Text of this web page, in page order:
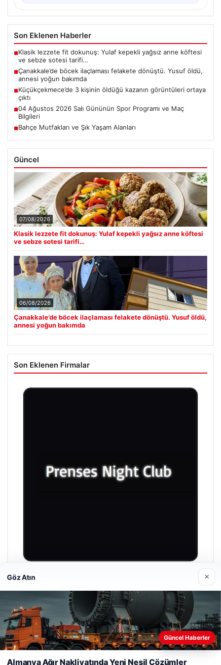
Son Eklenen Haberler
■Klasik lezzete fit dokunuş: Yulaf kepekli yağsız anne köftesi
ve sebze sotesi tarifi…
■Çanakkale’de böcek ilaçlaması felakete dönüştü. Yusuf öldü,
annesi yoğun bakımda
■Küçükçekmece’de 3 kişinin öldüğü kazanın görüntüleri ortaya
çıktı
■04 Ağustos 2026 Salı Gününün Spor Programı ve Maç
Bilgileri
■Bahçe Mutfakları ve Şık Yaşam Alanları
Güncel
07/08/2026
Klasik lezzete fit dokunuş: Yulaf kepekli yağsız anne köftesi
ve sebze sotesi tarifi…
06/08/2026
Çanakkale’de böcek ilaçlaması felakete dönüştü. Yusuf öldü,
annesi yoğun bakımda
Son Eklenen Firmalar
Prenses Night Club
Web sitemizi nasıl kullandığınızı daha iyi anlayabilmek,
deneyiminizi kişiselleştirmek ve geliştirmek amacıyla çerezler
Göz Atın ×
Güncel Haberler
Almanya Ağır Nakliyatında Yeni Nesil Çözümler